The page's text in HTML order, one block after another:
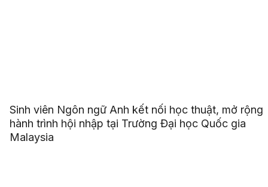
Sinh viên Ngôn ngữ Anh kết nối học thuật, mở rộng
hành trình hội nhập tại Trường Đại học Quốc gia
Malaysia